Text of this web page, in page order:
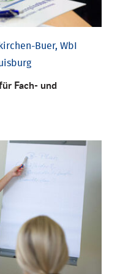
Buer, WbI
Fach-­ und